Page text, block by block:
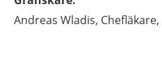
Andreas Wladis, Chefläkare,